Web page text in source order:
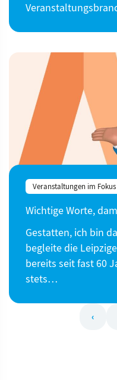
Veranstaltungen im Fokus
Wichtige Worte,
Gestatten, ich bin
begleite die
bereits seit fast 60
stets…
‹